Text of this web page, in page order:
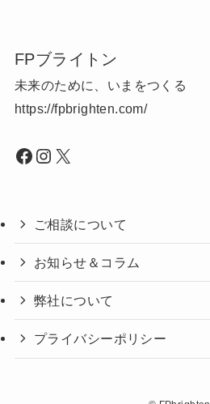
FPブライトン
未来のために、いまをつくる
https://fpbrighten.com/
Facebook
Instagram
X
ご相談について
お知らせ＆コラム
弊社について
プライバシーポリシー